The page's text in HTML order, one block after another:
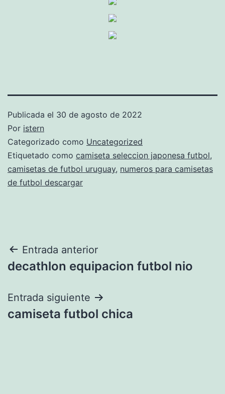
Publicada el 30 de agosto de 2022
Por istern
Categorizado como Uncategorized
Etiquetado como camiseta seleccion japonesa futbol,
camisetas de futbol uruguay, numeros para camisetas
de futbol descargar
Navegación
de
entradas
Entrada anterior
decathlon equipacion futbol nio
Entrada siguiente
camiseta futbol chica